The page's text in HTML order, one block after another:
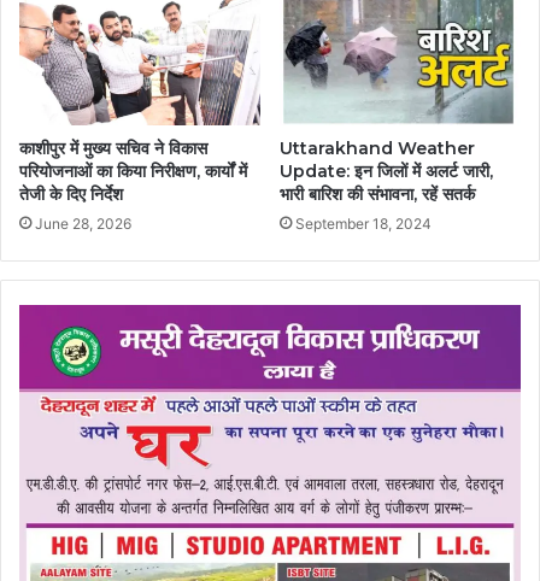
काशीपुर में मुख्य सचिव ने विकास
परियोजनाओं का किया निरीक्षण, कार्यों में
तेजी के दिए निर्देश
June 28, 2026
Uttarakhand Weather
Update: इन जिलों में अलर्ट जारी,
भारी बारिश की संभावना, रहें सतर्क
September 18, 2024